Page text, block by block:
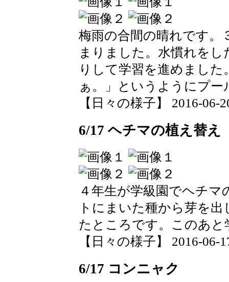
梅雨の合間の晴れです。
まりました。水慣れを
りして学習を進めまし
ぁ。」というようにプ
【日々の様子】 2016-06-
6/17 ヘチマの植え替え
４年生が学級園でヘチ
トにまいた種から芽を
たところです。このあ
【日々の様子】 2016-06-
6/17 コンニャク